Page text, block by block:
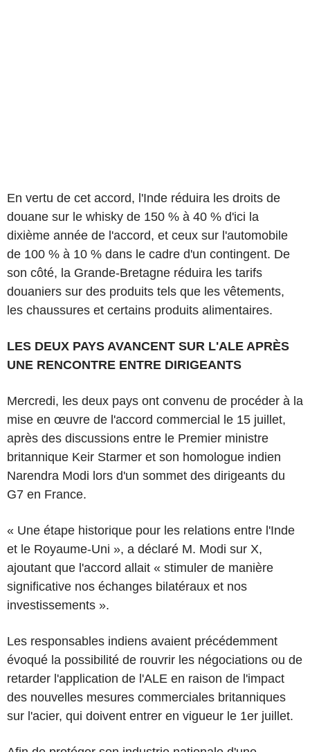
En vertu de cet accord, l'Inde réduira les droits de
douane sur le whisky de 150 % à 40 % d'ici la
dixième année de l'accord, et ceux sur l'automobile
de 100 % à 10 % dans le cadre d'un contingent. De
son côté, la Grande-Bretagne réduira les tarifs
douaniers sur des produits tels que les vêtements,
les chaussures et certains produits alimentaires.
LES DEUX PAYS AVANCENT SUR L'ALE APRÈS
UNE RENCONTRE ENTRE DIRIGEANTS
Mercredi, les deux pays ont convenu de procéder à la
mise en œuvre de l'accord commercial le 15 juillet,
après des discussions entre le Premier ministre
britannique Keir Starmer et son homologue indien
Narendra Modi lors d'un sommet des dirigeants du
G7 en France.
« Une étape historique pour les relations entre l'Inde
et le Royaume-Uni », a déclaré M. Modi sur X,
ajoutant que l'accord allait « stimuler de manière
significative nos échanges bilatéraux et nos
investissements ».
Les responsables indiens avaient précédemment
évoqué la possibilité de rouvrir les négociations ou de
retarder l'application de l'ALE en raison de l'impact
des nouvelles mesures commerciales britanniques
sur l'acier, qui doivent entrer en vigueur le 1er juillet.